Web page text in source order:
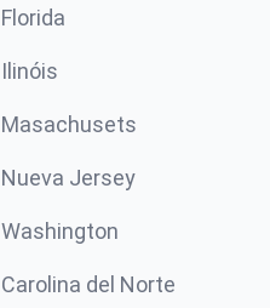
Florida
Ilinóis
Masachusets
Nueva Jersey
Washington
Carolina del Norte